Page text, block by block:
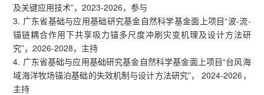
及关键应用技术”，2023-2026，参与
3. 广东省基础与应用基础研究基金自然科学基金面上项目“波-流-
锚链耦合作用下共享吸力锚多尺度冲刷灾变机理及设计方法研
究”，2026-2028，主持
4. 广东省基础与应用基础研究基金自然科学基金面上项目“台风海
域海洋牧场锚泊基础的失效机制与设计方法研究”， 2024-2026，
主持